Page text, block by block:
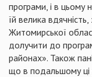
програми, і в цьому
їй велика
Житомирської
долучити до
районах». Також
що в подальшому ці